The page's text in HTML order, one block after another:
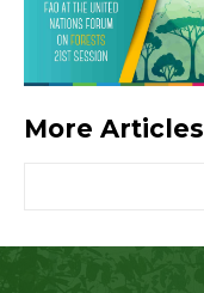
More Articles